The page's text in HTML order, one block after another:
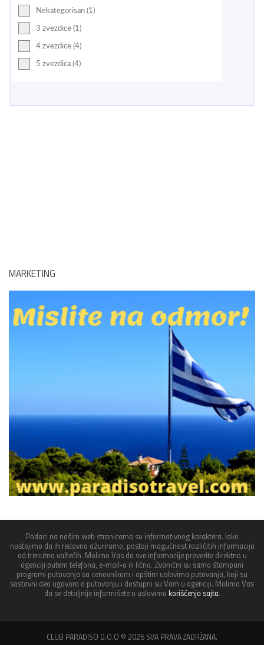
Nekategorisan (1)
3 zvezdice (1)
4 zvezdice (4)
5 zvezdica (4)
MARKETING
Podaci na našim web stranicama su informativnog karaktera. Iako
nastojimo da ih redovno ažuriramo, postoji mogućnost različitih informacija
od trenutno važećih. Molimo Vas da sve informacije proverite direktno u
agenciji putem telefona, e-mail-a ili lično. Zvanični su samo štampani
programi putovanja sa cenovnikom i opštim uslovima putovanja, koji su
sastavni deo ugovora o putovanju i dostupni su Vam u agenciji. Molimo Vas
da se detaljnije informišete o uslovima korišćenja sajta.
CLUB PARADISO D.O.O © 2026 SVA PRAVA ZADRŽANA.